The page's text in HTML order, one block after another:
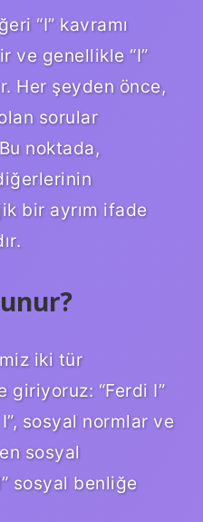
“I” kavramı
ve genellikle “I”
Her şeyden önce,
sorular
noktada,
bir ayrım ifade
iki tür
giriyoruz: “Ferdi I”
sosyal normlar ve
sosyal
sosyal benliğe